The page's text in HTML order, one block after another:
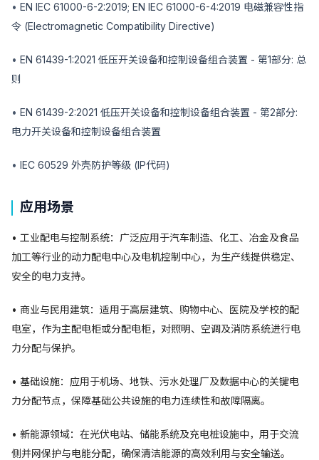
• EN IEC 61000-6-2:2019; EN IEC 61000-6-4:2019 电磁兼容性指
令 (Electromagnetic Compatibility Directive)
• EN 61439-1:2021 低压开关设备和控制设备组合装置 - 第1部分: 总
则
• EN 61439-2:2021 低压开关设备和控制设备组合装置 - 第2部分:
电力开关设备和控制设备组合装置
• IEC 60529 外壳防护等级 (IP代码)
应用场景
• 工业配电与控制系统：广泛应用于汽车制造、化工、冶金及食品
加工等行业的动力配电中心及电机控制中心，为生产线提供稳定、
安全的电力支持。
• 商业与民用建筑：适用于高层建筑、购物中心、医院及学校的配
电室，作为主配电柜或分配电柜，对照明、空调及消防系统进行电
力分配与保护。
• 基础设施：应用于机场、地铁、污水处理厂及数据中心的关键电
力分配节点，保障基础公共设施的电力连续性和故障隔离。
• 新能源领域：在光伏电站、储能系统及充电桩设施中，用于交流
侧并网保护与电能分配，确保清洁能源的高效利用与安全输送。